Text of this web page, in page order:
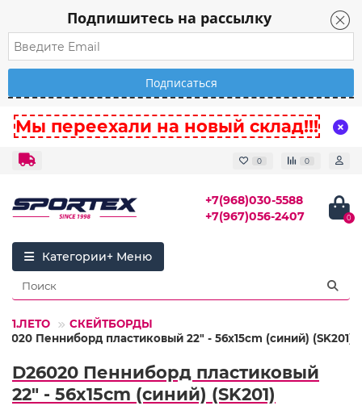
Подпишитесь на рассылку
Мы переехали на новый склад!!!
0 0
+7(968)030-5588
+7(967)056-2407
0
Категории
01.ЛЕТО
СКЕЙТБОРДЫ
Пенниборд пластиковый 22" - 56x15cm (синий) (SK201)
D26020 Пенниборд пластиковый
22" - 56x15cm (синий) (SK201)